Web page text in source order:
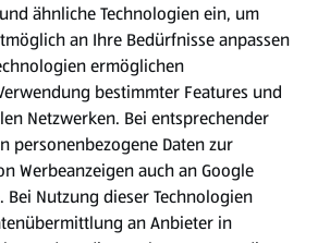
HOFER.
ähnliche Technologien ein, um
an Ihre Bedürfnisse anpassen
ermöglichen
bestimmter Features und
Netzwerken. Bei entsprechender
personenbezogene Daten zur
Werbeanzeigen auch an Google
Nutzung dieser Technologien
an Anbieter in